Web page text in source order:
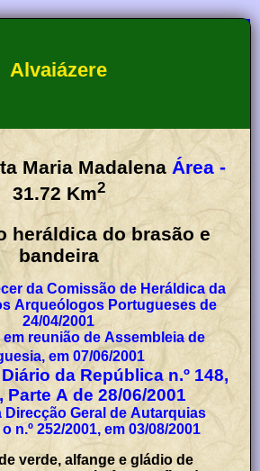
Alvaiázere
Maria Madalena
Área -
31.72 Km2
heráldica do brasão e
bandeira
da Comissão de Heráldica da
Arqueólogos Portugueses de
24/04/2001
em reunião de Assembleia de
em 07/06/2001
da República n.º 148,
Parte A de 28/06/2001
Direcção Geral de Autarquias
n.º 252/2001, em 03/08/2001
verde, alfange e gládio de